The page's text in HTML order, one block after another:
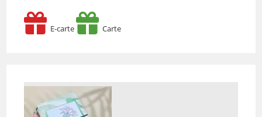
E-carte Carte